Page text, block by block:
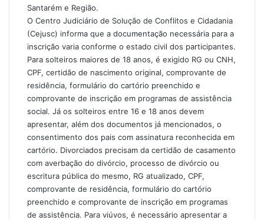
Santarém e Região.
O Centro Judiciário de Solução de Conflitos e Cidadania
(Cejusc) informa que a documentação necessária para a
inscrição varia conforme o estado civil dos participantes.
Para solteiros maiores de 18 anos, é exigido RG ou CNH,
CPF, certidão de nascimento original, comprovante de
residência, formulário do cartório preenchido e
comprovante de inscrição em programas de assistência
social. Já os solteiros entre 16 e 18 anos devem
apresentar, além dos documentos já mencionados, o
consentimento dos pais com assinatura reconhecida em
cartório. Divorciados precisam da certidão de casamento
com averbação do divórcio, processo de divórcio ou
escritura pública do mesmo, RG atualizado, CPF,
comprovante de residência, formulário do cartório
preenchido e comprovante de inscrição em programas
de assistência. Para viúvos, é necessário apresentar a